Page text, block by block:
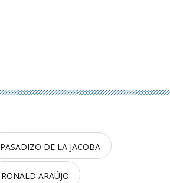
PASADIZO DE LA JACOBA
RONALD ARAÚJO